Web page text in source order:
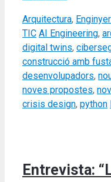
Categories
Arquitectura,
TIC Tags
AI Engineering,
digital twins,
construcció amb
desenvolupadors,
noves propostes,
crisis design, python
Entrevista: